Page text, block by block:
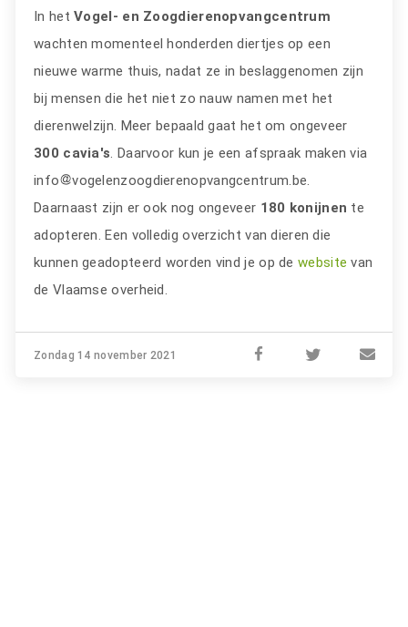
In hetVogel- en Zoogdierenopvangcentrum
wachten momenteel honderden diertjes op een
nieuwe warme thuis, nadat ze in beslaggenomen zijn
bij mensen die het niet zo nauw namen met het
dierenwelzijn. Meer bepaald gaat het om ongeveer
300 cavia's . Daarvoor kun je een afspraak maken via
info
vogelenzoogdierenopvangcentrum.be.
Daarnaast zijn er ook nog ongeveer 180 konijnen te
adopteren. Een volledig overzicht van dieren die
kunnen geadopteerd worden vind je op de websitevan
de Vlaamse overheid.
Zondag 14 november 2021